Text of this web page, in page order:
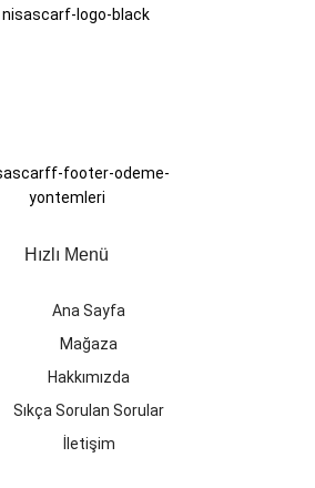
Hızlı Menü
Ana Sayfa
Mağaza
Hakkımızda
Sıkça Sorulan Sorular
İletişim